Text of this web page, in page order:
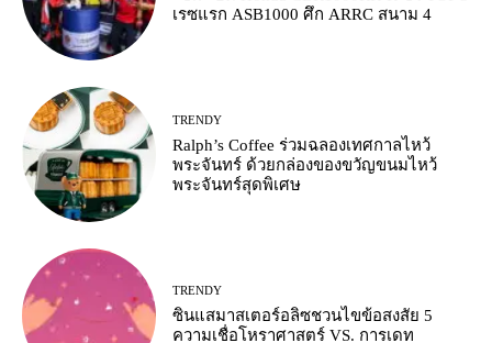
เรซแรก ASB1000 ศึก ARRC สนาม 4
TRENDY
Ralph’s Coffee ร่วมฉลองเทศกาลไหว้
พระจันทร์ ด้วยกล่องของขวัญขนมไหว้
พระจันทร์สุดพิเศษ
TRENDY
ซินแสมาสเตอร์อลิซชวนไขข้อสงสัย 5
ความเชื่อโหราศาสตร์ VS. การเดท